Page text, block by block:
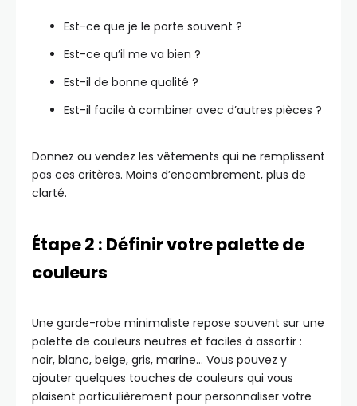
Est-ce que je le porte souvent ?
Est-ce qu’il me va bien ?
Est-il de bonne qualité ?
Est-il facile à combiner avec d’autres pièces ?
Donnez ou vendez les vêtements qui ne remplissent
pas ces critères. Moins d’encombrement, plus de
clarté.
Étape 2 : Définir votre palette de
couleurs
Une garde-robe minimaliste repose souvent sur une
palette de couleurs neutres et faciles à assortir :
noir, blanc, beige, gris, marine… Vous pouvez y
ajouter quelques touches de couleurs qui vous
plaisent particulièrement pour personnaliser votre